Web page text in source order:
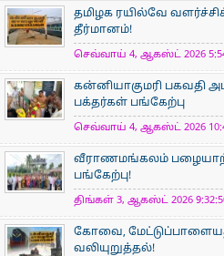
தமிழக ரயில்வே
தீர்மானம்!
செவ்வாய் 4, ஆகஸ்ட் 2026
கன்னியாகுமரி பகவதி
பக்தர்கள் பங்கேற்பு
செவ்வாய் 4, ஆகஸ்ட் 2026
வீராணமங்கலம்
பங்கேற்பு!
திங்கள் 3, ஆகஸ்ட் 2026
கோவை,
வலியுறுத்தல்!